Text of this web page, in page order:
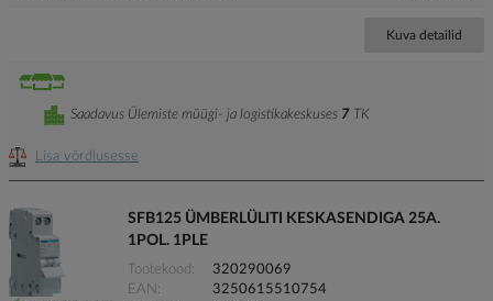
Kuva detailid
Lisa võrdlusesse
Saadavus Ülemiste müügi- ja logistikakeskuses 7 TK
SFB125 ÜMBERLÜLITI KESKASENDIGA 25A.
1POL. 1PLE
Tootekood
320290069
EAN
3250615510754